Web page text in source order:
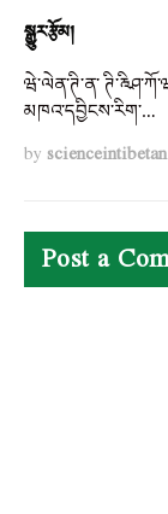
སྒྱུར་རྩོམ།
ཝེ་ལེན་ཊི་ན་
མཁའ་དབྱིངས་རིག་…
by scienceintibetan
Post a